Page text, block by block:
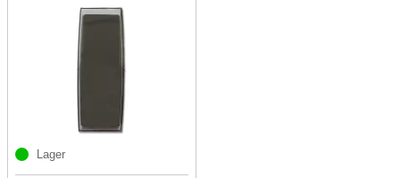
Lager